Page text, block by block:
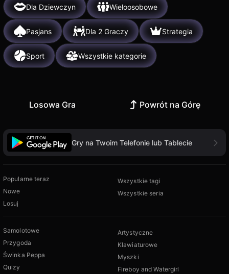
Dla Dziewczyn Wieloosobowe
Pasjans Dla 2 Graczy Strategia
Sport Wszystkie kategorie
Losowa Gra Powrót na Górę
Gry na Twoim Telefonie lub Tablecie
Popularne teraz
Nowe
Losuj
Wszystkie tagi
Wszystkie seria
Samolotowe
Przygoda
Świnka Peppa
Quizy
Artystyczne
Klawiaturowe
Myszki
Fireboy and Watergirl